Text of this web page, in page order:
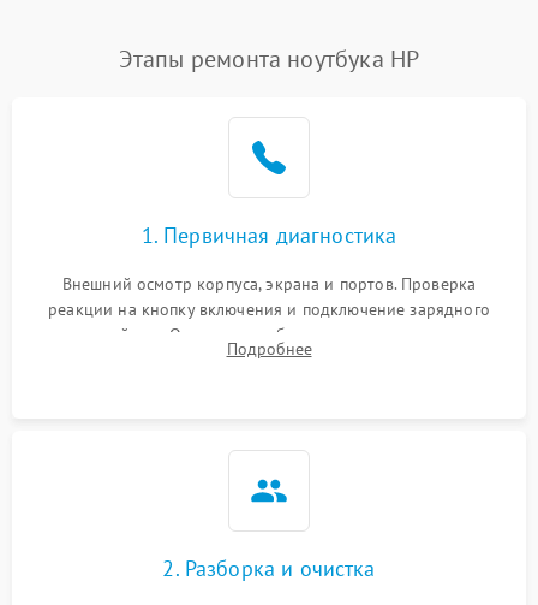
Этапы ремонта ноутбука HP
1. Первичная диагностика
Внешний осмотр корпуса, экрана и портов. Проверка
реакции на кнопку включения и подключение зарядного
устройства. Оценка потребления тока с помощью
лабораторного блока питания для локализации проблемы.
Подробнее
2. Разборка и очистка